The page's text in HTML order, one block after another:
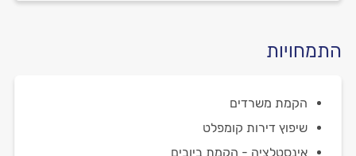
התמחויות
הקמת משרדים
שיפוץ דירות קומפלט
אינסטלציה - הקמת ביובים